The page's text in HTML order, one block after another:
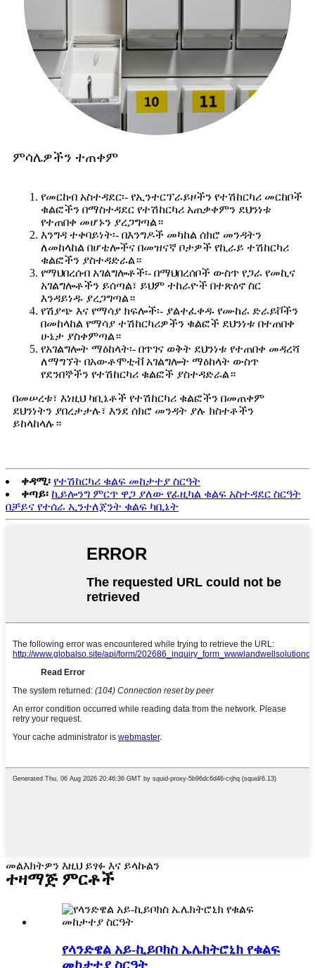
ምሳሌዎችን ተጠቀም
የመርከብ አስተዳደር፡- የኢንተርፕራይዞችን የተሽከርካሪ መርከቦች
ቁልፎችን በማስተዳደር የተሽከርካሪ አጠቃቀምን ደህንነቱ
የተጠበቀ መሆኑን ያረጋግጣል።
እንግዳ ተቀባይነት፡- በእንግዶች መካከል ሰክሮ መንዳትን
ለመከላከል በሆቴሎችና በመዝናኛ ቦታዎች የኪራይ ተሽከርካሪ
ቁልፎችን ያስተዳድራል።
የማህበረሰብ አገልግሎቶች፡- በማህበረሰቦች ውስጥ የጋራ የመኪና
አገልግሎቶችን ይሰጣል፣ ይህም ተከራዮች በተጽዕኖ ስር
እንዳይነዱ ያረጋግጣል።
የሽያጭ እና የማሳያ ክፍሎች፡- ያልተፈቀዱ የሙከራ ድራይቮችን
በመከላከል የማሳያ ተሽከርካሪዎችን ቁልፎች ደህንነቱ በተጠበቀ
ሁኔታ ያስቀምጣል።
የአገልግሎት ማዕከላት፡- በጥገና ወቅት ደህንነቱ የተጠበቀ መዳረሻ
ለማግኘት በአውቶሞቲቭ አገልግሎት ማዕከላት ውስጥ
የደንበኞችን የተሽከርካሪ ቁልፎች ያስተዳድራል።
በመሠረቱ፣ እነዚህ ካቢኔቶች የተሽከርካሪ ቁልፎችን በመጠቀም
ደህንነትን ያበረታታሉ፣ እንደ ሰክሮ መንዳት ያሉ ክስተቶችን
ይከላከላሉ።
ቀዳሚ፡ የተሽከርካሪ ቁልፍ መከታተያ ስርዓት
ቀጣይ፡ ኪይሎንግ ምርጥ ዋጋ ያለው የፊዚካል ቁልፍ አስተዳደር ስርዓት
በቻይና የተሰራ ኢንተለጀንት ቁልፍ ካቢኔት
መልእክትዎን እዚህ ይፃፉ እና ይላኩልን
ተዛማጅ ምርቶች
የላንድዌል አይ-ኪይቦክስ ኤሌክትሮኒክ የቁልፍ
መከታተያ ስርዓት